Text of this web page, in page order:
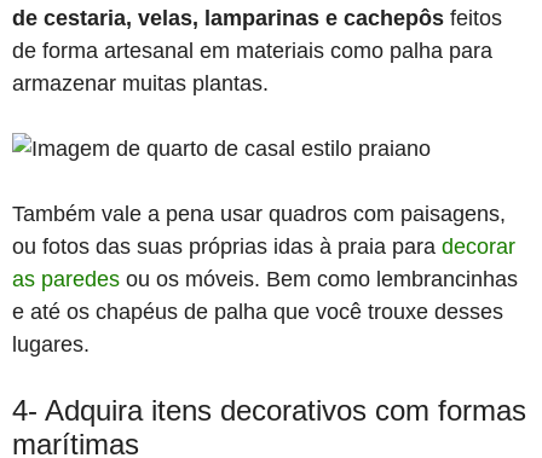
de cestaria, velas, lamparinas e cachepôs feitos
de forma artesanal em materiais como palha para
armazenar muitas plantas.
Também vale a pena usar quadros com paisagens,
ou fotos das suas próprias idas à praia para decorar
as paredes ou os móveis. Bem como lembrancinhas
e até os chapéus de palha que você trouxe desses
lugares.
4- Adquira itens decorativos com formas
marítimas